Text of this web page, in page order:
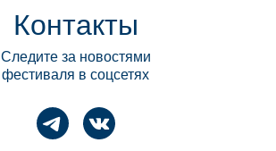
Контакты
Следите за новостями
фестиваля в соцсетях